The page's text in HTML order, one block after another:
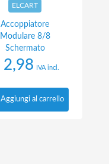
ELCART
Accoppiatore
Modulare 8/8
Schermato
2,98 IVA incl.
Aggiungi al carrello